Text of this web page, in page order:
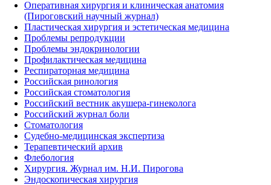
Оперативная хирургия и клиническая анатомия
(Пироговский научный журнал)
Пластическая хирургия и эстетическая медицина
Проблемы репродукции
Проблемы эндокринологии
Профилактическая медицина
Респираторная медицина
Российская ринология
Российская стоматология
Российский вестник акушера-гинеколога
Российский журнал боли
Стоматология
Судебно-медицинская экспертиза
Терапевтический архив
Флебология
Хирургия. Журнал им. Н.И. Пирогова
Эндоскопическая хирургия